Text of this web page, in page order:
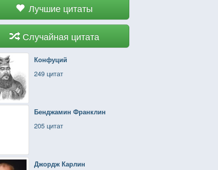
Лучшие цитаты
Случайная цитата
Конфуций
249 цитат
Бенджамин Франклин
205 цитат
Джордж Карлин